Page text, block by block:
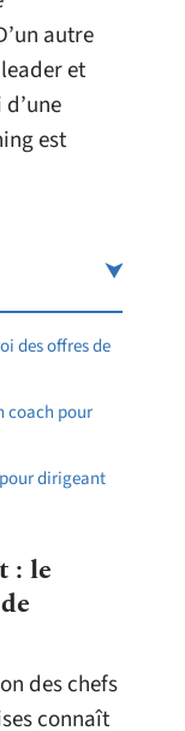
autre
et
est
des offres de
coach pour
dirigeant
: le
des chefs
connaît